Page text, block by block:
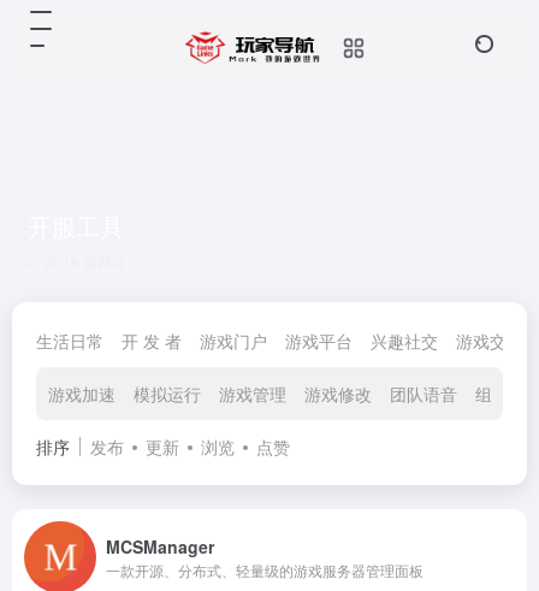
生活日常 开 发 者 游戏门户 游戏平台 兴趣社交 游戏交易
游戏加速 模拟运行 游戏管理 游戏修改 团队语音 组网穿
排序 发布 更新 浏览 点赞
MCSManager
一款开源、分布式、轻量级的游戏服务器管理面板